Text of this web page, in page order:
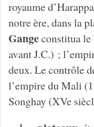
royaume
notre ère, dans la
Gangeconstitua le
avant J.C.) ;
deux. Le contrôle
l’empire du Mali
Songhay (XVe